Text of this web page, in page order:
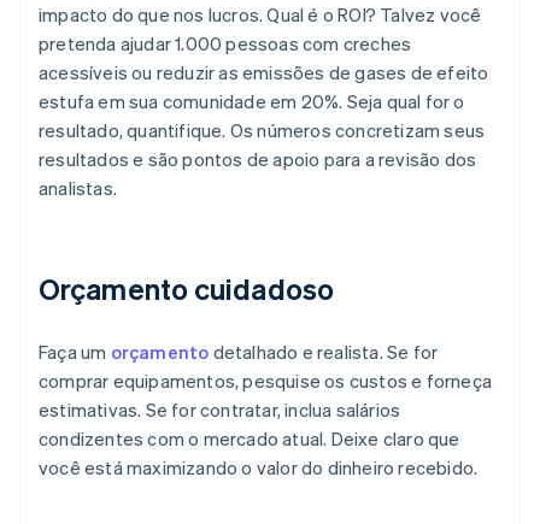
impacto do que nos lucros. Qual é o ROI? Talvez você
pretenda ajudar 1.000 pessoas com creches
acessíveis ou reduzir as emissões de gases de efeito
estufa em sua comunidade em 20%. Seja qual for o
resultado, quantifique. Os números concretizam seus
resultados e são pontos de apoio para a revisão dos
analistas.
Orçamento cuidadoso
Faça um orçamento detalhado e realista. Se for
comprar equipamentos, pesquise os custos e forneça
estimativas. Se for contratar, inclua salários
condizentes com o mercado atual. Deixe claro que
você está maximizando o valor do dinheiro recebido.